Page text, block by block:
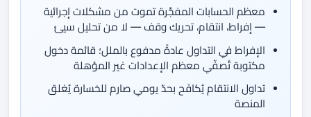
معظم الحسابات المفجَّرة تموت من مشكلات إجرائية
— إفراط، انتقام، تحريك وقف — لا من تحليل سيئ
الإفراط في التداول عادةً مدفوع بالملل؛ قائمة دخول
مكتوبة تُصفّي معظم الإعدادات غير المؤهلة
تداول الانتقام يُكافَح بحدّ يومي صارم للخسارة يُغلق
المنصة